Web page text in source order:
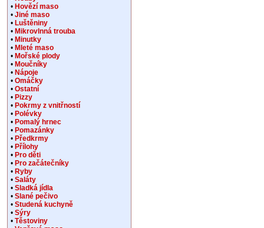
• Hovězí maso
• Jiné maso
• Luštěniny
• Mikrovlnná trouba
• Minutky
• Mleté maso
• Mořské plody
• Moučníky
• Nápoje
• Omáčky
• Ostatní
• Pizzy
• Pokrmy z vnitřností
• Polévky
• Pomalý hrnec
• Pomazánky
• Předkrmy
• Přílohy
• Pro děti
• Pro začátečníky
• Ryby
• Saláty
• Sladká jídla
• Slané pečivo
• Studená kuchyně
• Sýry
• Těstoviny